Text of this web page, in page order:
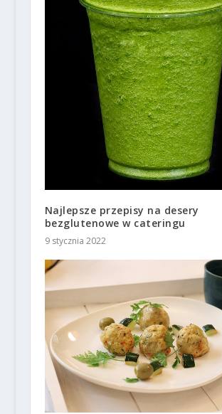
Najlepsze przepisy na desery
bezglutenowe w cateringu
9 stycznia 2022